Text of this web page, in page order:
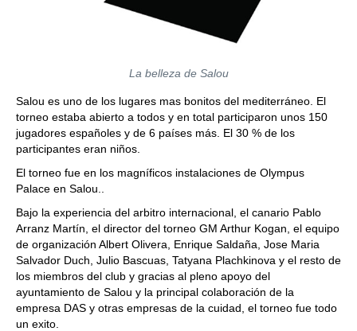
La belleza de Salou
Salou es uno de los lugares mas bonitos del mediterráneo. El
torneo estaba abierto a todos y en total participaron unos 150
jugadores españoles y de 6 países más. El 30 % de los
participantes eran niños.
El torneo fue en los magníficos instalaciones de Olympus
Palace en Salou..
Bajo la experiencia del arbitro internacional, el canario Pablo
Arranz Martín, el director del torneo GM Arthur Kogan, el equipo
de organización Albert Olivera, Enrique Saldaña, Jose Maria
Salvador Duch, Julio Bascuas, Tatyana Plachkinova y el resto de
los miembros del club y gracias al pleno apoyo del
ayuntamiento de Salou y la principal colaboración de la
empresa DAS y otras empresas de la cuidad, el torneo fue todo
un exito.